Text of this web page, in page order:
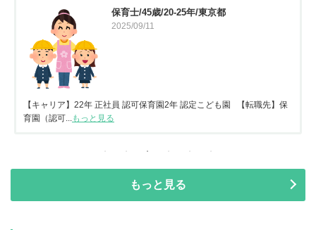
保育士/45歳/20-25年/東京都
2025/09/11
【キャリア】22年 正社員 認可保育園2年 認定こども園 【転職先】保
育園（認可...もっと見る
もっと見る